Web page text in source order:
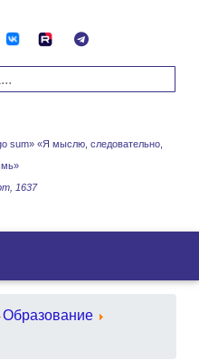
sum» «Я мыслю, следовательно,
1637
Образование